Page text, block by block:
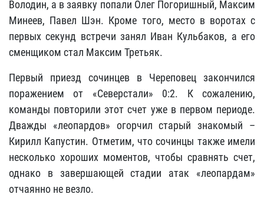
Володин, а в заявку попали Олег Погоришный, Максим
Минеев, Павел Шэн. Кроме того, место в воротах с
первых секунд встречи занял Иван Кульбаков, а его
сменщиком стал Максим Третьяк.
Первый приезд сочинцев в Череповец закончился
поражением от «Северстали» 0:2. К сожалению,
команды повторили этот счет уже в первом периоде.
Дважды «леопардов» огорчил старый знакомый –
Кирилл Капустин. Отметим, что сочинцы также имели
несколько хороших моментов, чтобы сравнять счет,
однако в завершающей стадии атак «леопардам»
отчаянно не везло.